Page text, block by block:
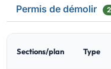
Permis de démolir 2
Sections/plan Type